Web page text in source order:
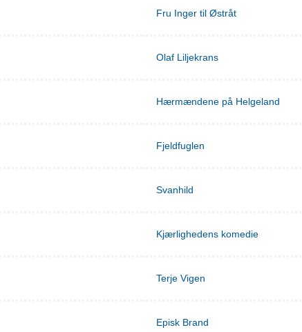
Fru Inger til Østråt
Olaf Liljekrans
Hærmændene på Helgeland
Fjeldfuglen
Svanhild
Kjærlighedens komedie
Terje Vigen
Episk Brand